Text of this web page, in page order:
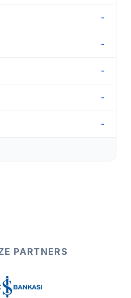
-
-
-
-
-
PARTNERS